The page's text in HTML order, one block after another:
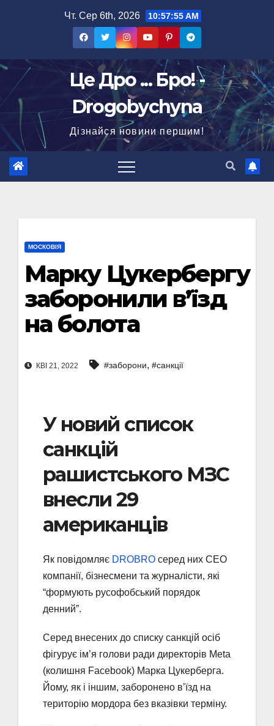
Чт. Сер 6th, 2026 10:57:56 AM
Це Дро ... Бро! -
Drogobychyna
Дізнайся новини першим!
МОСКОВІЯ
Марку Цукербергу
заборонили в’їзд
на болота
КВІ 21, 2022 #заборони, #санкції
У новий список
санкцій
рашистського МЗС
внесли 29
американців
Як повідомляє DROBRO cеред них СЕО
компанії, бізнесмени та журналісти, які
“формують русофобський порядок
денний”.
Серед внесених до списку санкцій осіб
фігурує ім’я голови ради директорів Meta
(колишня Facebook) Марка Цукерберга.
Йому, як і іншим, заборонено в’їзд на
територію мордора без вказівки терміну.